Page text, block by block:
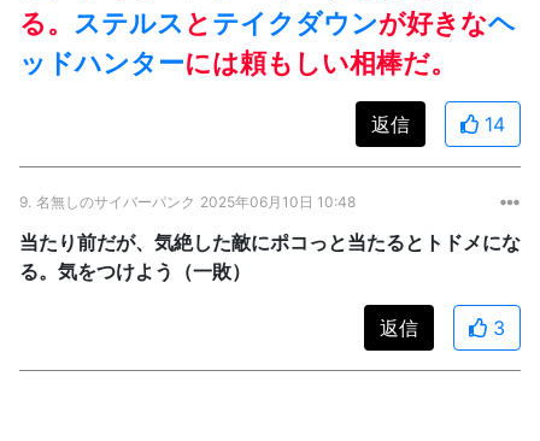
る。 ステルス とテイクダウンが好きなヘ
ッドハンターには頼もしい相棒だ。
返信 14
9. 名無しのサイバーパンク 2025年06月10日 10:48
当たり前だが、気絶した敵にポコっと当たるとトドメにな
る。気をつけよう（一敗）
返信 3